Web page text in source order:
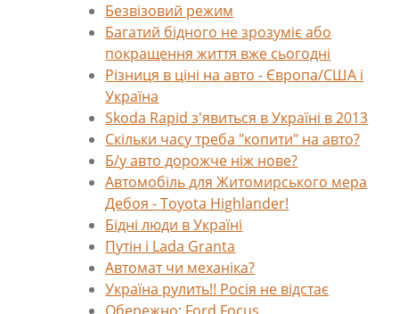
Безвізовий режим
Багатий бідного не зрозуміє або
покращення життя вже сьогодні
Різниця в ціні на авто - Європа/США і
Україна
Skoda Rapid з'явиться в Україні в 2013
Скільки часу треба "копити" на авто?
Б/у авто дорожче ніж нове?
Автомобіль для Житомирського мера
Дебоя - Toyota Highlander!
Бідні люди в Україні
Путін і Lada Granta
Автомат чи механіка?
Україна рулить!! Росія не відстає